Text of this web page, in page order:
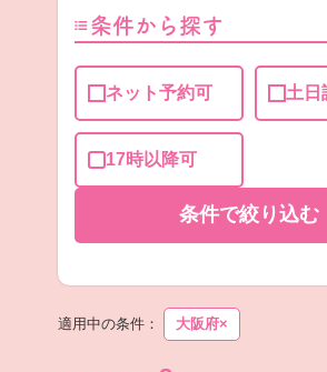
条件から探す
ネット予約可 土日
17時以降可
条件で絞り込む
適用中の条件： 大阪府×